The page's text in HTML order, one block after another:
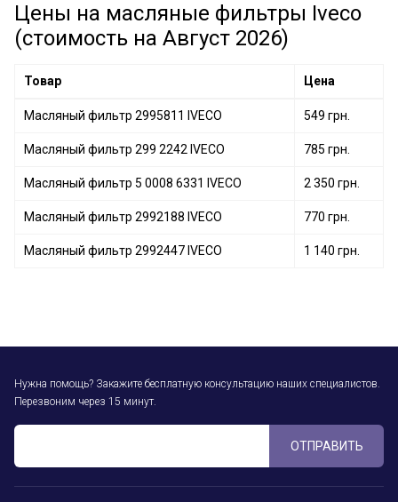
Масляный фильтр 299 2242 IVECO
Цены на масляные фильтры Iveco
(стоимость на Август 2026)
Товар Цена
Масляный фильтр 2995811 IVECO 549 грн.
Масляный фильтр 299 2242 IVECO 785 грн.
Масляный фильтр 5 0008 6331 IVECO 2 350 грн.
Масляный фильтр 2992188 IVECO 770 грн.
Масляный фильтр 2992447 IVECO 1 140 грн.
Нужна помощь? Закажите бесплатную консультацию наших специалистов.
Перезвоним через 15 минут.
ОТПРАВИТЬ